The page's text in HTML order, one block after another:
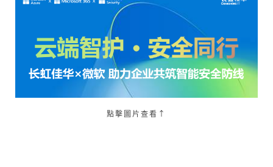
點擊圖片查看↑